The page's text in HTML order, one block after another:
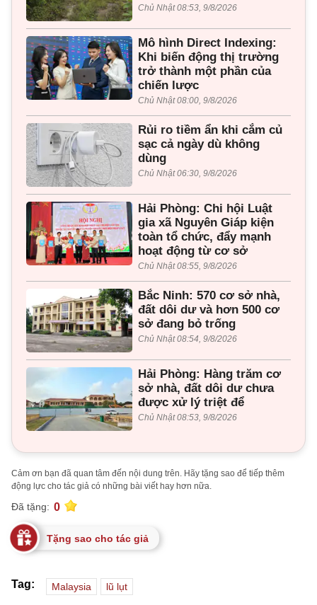
Chủ Nhật 08:53, 9/8/2026
Mô hình Direct Indexing:
Khi biến động thị trường
trở thành một phần của
chiến lược
Chủ Nhật 08:00, 9/8/2026
Rủi ro tiềm ẩn khi cắm củ
sạc cả ngày dù không
dùng
Chủ Nhật 06:30, 9/8/2026
Hải Phòng: Chi hội Luật
gia xã Nguyên Giáp kiện
toàn tổ chức, đẩy mạnh
hoạt động từ cơ sở
Chủ Nhật 08:55, 9/8/2026
Bắc Ninh: 570 cơ sở nhà,
đất dôi dư và hơn 500 cơ
sở đang bỏ trống
Chủ Nhật 08:54, 9/8/2026
Hải Phòng: Hàng trăm cơ
sở nhà, đất dôi dư chưa
được xử lý triệt để
Chủ Nhật 08:53, 9/8/2026
Cảm ơn bạn đã quan tâm đến nội dung trên. Hãy tặng sao để tiếp thêm
động lực cho tác giả có những bài viết hay hơn nữa.
Đã tặng: 0
Tặng sao cho tác giả
Tag: Malaysia lũ lụt